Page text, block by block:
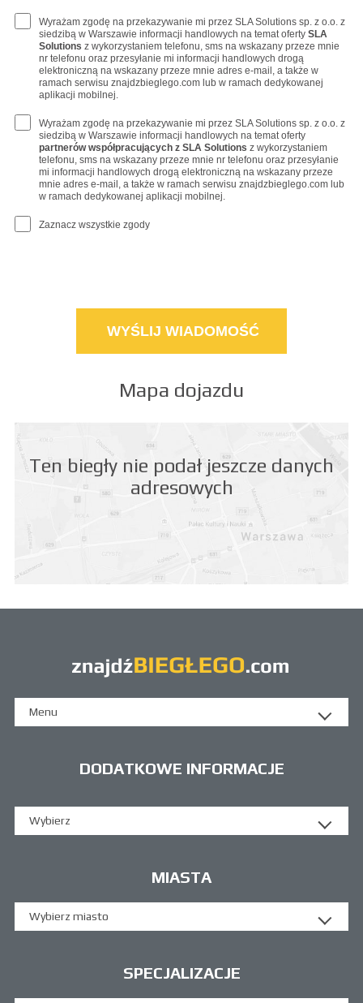
Wyrażam zgodę na przekazywanie mi przez SLA Solutions sp. z o.o. z
siedzibą w Warszawie informacji handlowych na temat oferty SLA
Solutions z wykorzystaniem telefonu, sms na wskazany przeze mnie
nr telefonu oraz przesyłanie mi informacji handlowych drogą
elektroniczną na wskazany przeze mnie adres e-mail, a także w
ramach serwisu znajdzbieglego.com lub w ramach dedykowanej
aplikacji mobilnej.
Wyrażam zgodę na przekazywanie mi przez SLA Solutions sp. z o.o. z
siedzibą w Warszawie informacji handlowych na temat oferty
partnerów współpracujących z SLA Solutions z wykorzystaniem
telefonu, sms na wskazany przeze mnie nr telefonu oraz przesyłanie
mi informacji handlowych drogą elektroniczną na wskazany przeze
mnie adres e-mail, a także w ramach serwisu znajdzbieglego.com lub
w ramach dedykowanej aplikacji mobilnej.
Zaznacz wszystkie zgody
Mapa dojazdu
Ten biegły nie podał jeszcze danych
adresowych
Menu
DODATKOWE INFORMACJE
Wybierz
MIASTA
Wybierz miasto
SPECJALIZACJE